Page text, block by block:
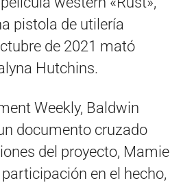
pistola de utilería
de 2021 mató
Hutchins.
Weekly, Baldwin
documento cruzado
del proyecto, Mamie
en el hecho,